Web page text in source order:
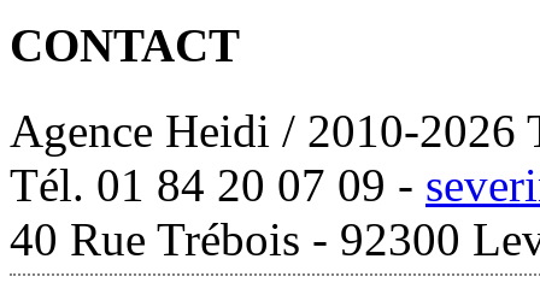
CONTACT
Agence Heidi / 2010-2026
Tél. 01 84 20 07 09 -
40 Rue Trébois - 92300